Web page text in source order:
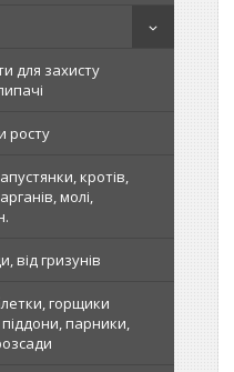
для захисту
росту
кротів,
молі,
від гризунів
горщики
піддони, парники,